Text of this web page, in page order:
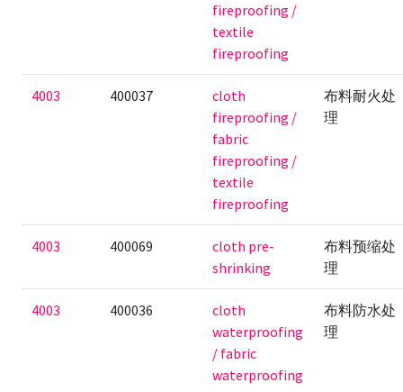
fireproofing /
textile
fireproofing
4003 400037
cloth
fireproofing /
fabric
fireproofing /
textile
fireproofing
布料耐火处
理
4003 400069
cloth pre-
shrinking
布料预缩处
理
4003 400036
cloth
waterproofing
/ fabric
waterproofing
布料防水处
理